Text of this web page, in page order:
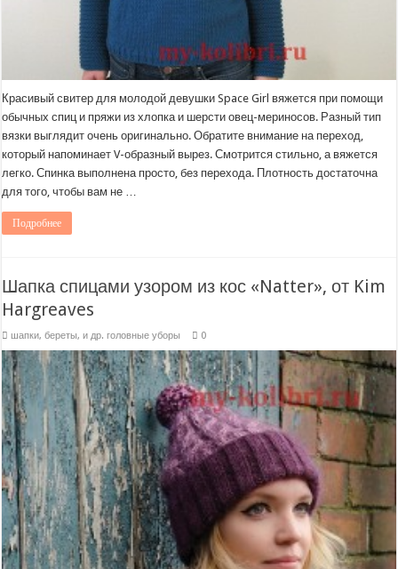
Красивый свитер для молодой девушки Space Girl вяжется при помощи
обычных спиц и пряжи из хлопка и шерсти овец-мериносов. Разный тип
вязки выглядит очень оригинально. Обратите внимание на переход,
который напоминает V-образный вырез. Смотрится стильно, а вяжется
легко. Спинка выполнена просто, без перехода. Плотность достаточна
для того, чтобы вам не …
Подробнее
Шапка спицами узором из кос «Natter», от Kim
Hargreaves
шапки, береты, и др. головные уборы 0